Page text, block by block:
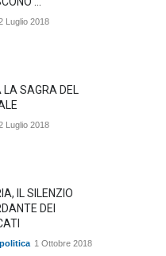
Luglio 2018
LA SAGRA DEL
Luglio 2018
IL SILENZIO
DEI
politica 1 Ottobre 2018